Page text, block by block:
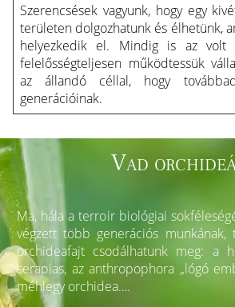
Szerencsések vagyunk, hogy egy
területen dolgozhatunk és élhetünk,
helyezkedik el. Mindig is az volt
felelősségteljesen működtessük
az állandó céllal, hogy
generációinak.
Vad
Ma, hála a terroir biológiai
végzett több generációs munkának,
orchideafajt csodálhatunk meg: a
serapias, az anthropophora „lógó
méhlegy orchidea….